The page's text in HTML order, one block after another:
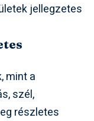
jellegzetes
mint a
szél,
részletes